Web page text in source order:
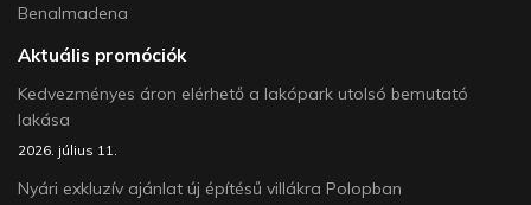
Benalmadena
Aktuális promóciók
Kedvezményes áron elérhető a lakópark utolsó bemutató
lakása
2026. július 11.
Nyári exkluzív ajánlat új építésű villákra Polopban